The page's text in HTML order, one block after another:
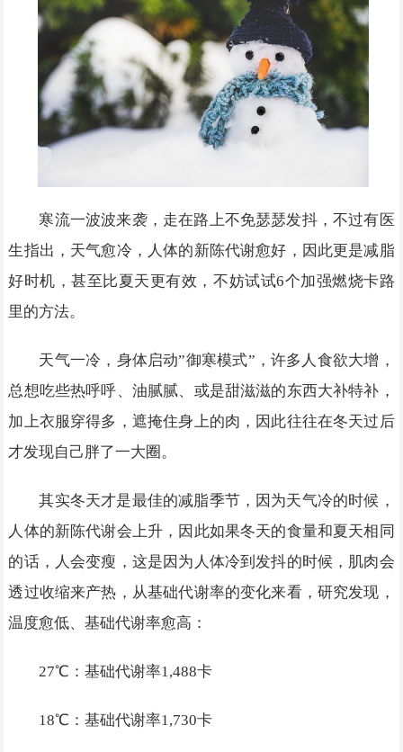
寒流一波波来袭，走在路上不免瑟瑟发抖，不过有医
生指出，天气愈冷，人体的新陈代谢愈好，因此更是减脂
好时机，甚至比夏天更有效，不妨试试6个加强燃烧卡路
里的方法。
天气一冷，身体启动”御寒模式”，许多人食欲大增，
总想吃些热呼呼、油腻腻、或是甜滋滋的东西大补特补，
加上衣服穿得多，遮掩住身上的肉，因此往往在冬天过后
才发现自己胖了一大圈。
其实冬天才是最佳的减脂季节，因为天气冷的时候，
人体的新陈代谢会上升，因此如果冬天的食量和夏天相同
的话，人会变瘦，这是因为人体冷到发抖的时候，肌肉会
透过收缩来产热，从基础代谢率的变化来看，研究发现，
温度愈低、基础代谢率愈高：
27℃：基础代谢率1,488卡
18℃：基础代谢率1,730卡